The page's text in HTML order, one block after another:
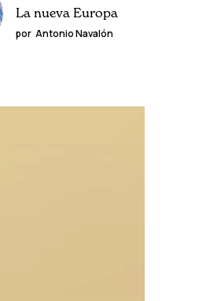
La nueva Europa
por Antonio Navalón